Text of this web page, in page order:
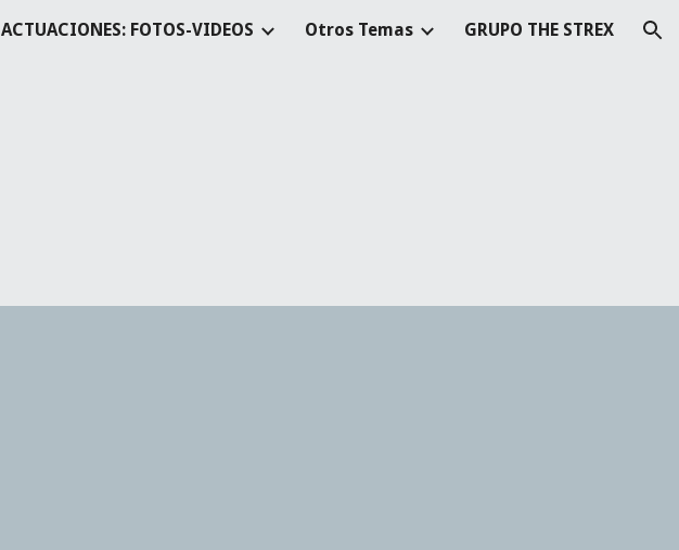
Skip to navigation
ACTUACIONES: FOTOS-VIDEOS Otros Temas GRUPO THE STREX